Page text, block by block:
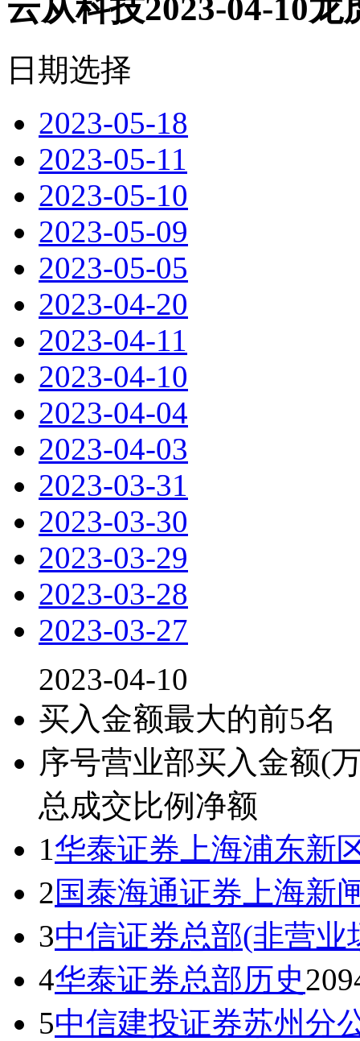
云从科技2023-04-10龙
日期选择
2023-05-18
2023-05-11
2023-05-10
2023-05-09
2023-05-05
2023-04-20
2023-04-11
2023-04-10
2023-04-04
2023-04-03
2023-03-31
2023-03-30
2023-03-29
2023-03-28
2023-03-27
2023-04-10
买入金额最大的前5名
序号营业部买入金额(
总成交比例 净额
1华泰证券上海浦东新
2国泰海通证券上海新
3中信证券总部(非营业
4华泰证券总部历史
5中信建投证券苏州分